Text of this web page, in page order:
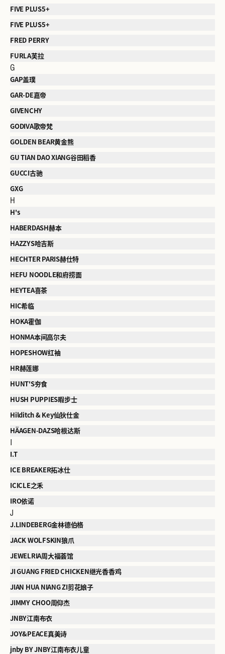
FIVE PLUS5+
FIVE PLUS5+
FRED PERRY
FURLA芙拉
G
GAP盖璞
GAR-DE嘉帝
GIVENCHY
GODIVA歌帝梵
GOLDEN BEAR黄金熊
GU TIAN DAO XIANG谷田稻香
GUCCI古驰
GXG
H
H's
HABERDASH赫本
HAZZYS哈吉斯
HECHTER PARIS赫仕特
HEFU NOODLE和府捞面
HEYTEA喜茶
HIC希临
HOKA霍伽
HONMA本间高尔夫
HOPESHOW红袖
HR赫莲娜
HUNT'S夯食
HUSH PUPPIES暇步士
Hilditch & Key仙狄仕金
HÄAGEN-DAZS哈根达斯
I
I.T
ICE BREAKER拓冰仕
ICICLE之禾
IRO依诺
J
J.LINDEBERG金林德伯格
JACK WOLFSKIN狼爪
JEWELRIA周大福荟馆
JI GUANG FRIED CHICKEN继光香香鸡
JIAN HUA NIANG ZI剪花娘子
JIMMY CHOO周仰杰
JNBY江南布衣
JOY&PEACE真美诗
jnby BY JNBY江南布衣儿童